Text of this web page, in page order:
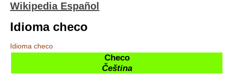
Wikipedia Español
Idioma checo
Idioma checo
Checo
Čeština